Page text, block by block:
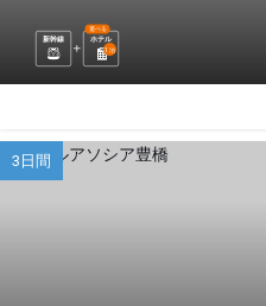
新幹線 ホテル
選べる
1 泊
3日間